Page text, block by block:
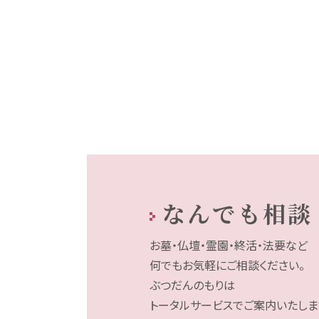
なんでも相談
お墓・仏壇・霊園・終活・法要など
何でもお気軽にご相談ください。
ぶつだんのもりは
トータルサービスでご案内いたしま